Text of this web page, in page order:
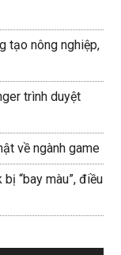
tạo nông nghiệp,
trình duyệt
về ngành game
“bay màu”, điều